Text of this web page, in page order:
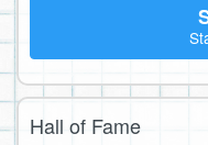
Hall of Fame